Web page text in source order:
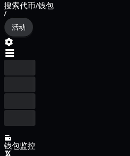
搜索代币/钱包
/
活动
钱包监控